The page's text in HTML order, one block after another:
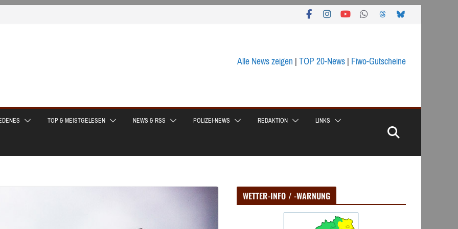
Alle News zeigen|TOP 20-News|Fiwo-Gutscheine
TOP & MEISTGELESEN NEWS & RSS POLIZEI-NEWS REDAKTION LINKS
WETTER-INFO / -WARNUNG